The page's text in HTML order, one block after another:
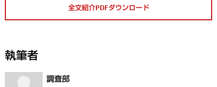
全文紹介PDFダウンロード
執筆者
調査部